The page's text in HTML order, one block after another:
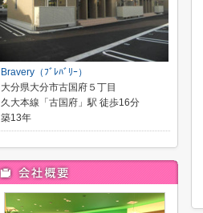
Bravery（ﾌﾞﾚﾊﾞﾘｰ）
大分県大分市古国府５丁目
久大本線「古国府」駅 徒歩16分
築13年